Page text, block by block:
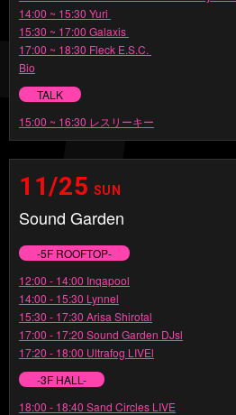
14:00 ~ 15:30 Yuri
15:30 ~ 17:00 Galaxis
17:00 ~ 18:30 Fleck E.S.C.
Bio
TALK
15:00 ~ 16:30 レスリーキー
11/25 SUN
Sound Garden
-5F ROOFTOP-
12:00 - 14:00 Inqapool
14:00 - 15:30 Lynnel
15:30 - 17:30 Arisa Shirotal
17:00 - 17:20 Sound Garden DJsl
17:20 - 18:00 Ultrafog LIVEl
-3F HALL-
18:00 - 18:40 Sand Circles LIVE